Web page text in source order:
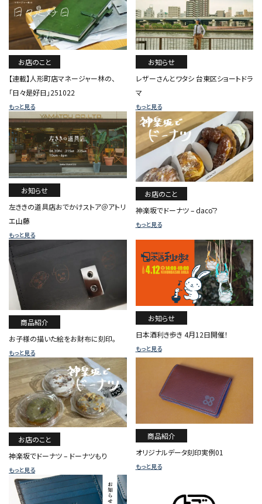
お店のこと
【連載】人形町店マネージャー林の、
「日々是好日」251022
もっと見る
お知らせ
レザーさんとワタシ 台東区ショートドラ
マ
もっと見る
お知らせ
左ききの道具店おでかけストア＠アトリ
エ山藤
もっと見る
お店のこと
神楽坂でドーナツ – dacō？
もっと見る
商品紹介
お子様の描いた絵をお財布に刻印。
もっと見る
お知らせ
日本酒利き歩き 4月12日開催！
もっと見る
お店のこと
神楽坂でドーナツ – ドーナツもり
もっと見る
商品紹介
オリジナルデータ刻印実例01
もっと見る